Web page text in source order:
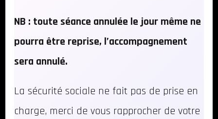
NB : toute séance annulée le jour même ne
pourra être reprise, l’accompagnement
sera annulé.
La sécurité sociale ne fait pas de prise en
charge, merci de vous rapprocher de votre